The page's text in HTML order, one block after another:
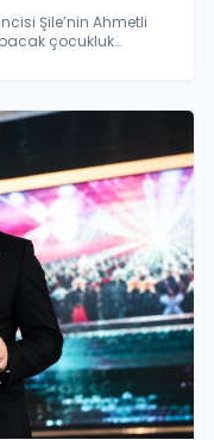
Şile’nin Ahmetli
çocukluk